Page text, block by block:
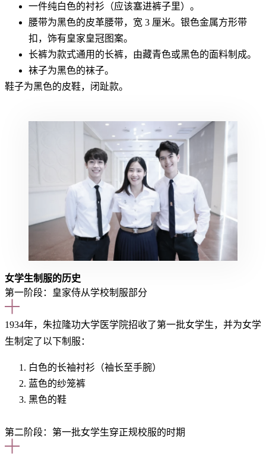
一件纯白色的衬衫（应该塞进裤子里）。
腰带为黑色的皮革腰带，宽 3 厘米。银色金属方形带
扣，饰有皇家皇冠图案。
长裤为款式通用的长裤，由藏青色或黑色的面料制成。
袜子为黑色的袜子。
鞋子为黑色的皮鞋，闭趾款。
女学生制服的历史
第一阶段：皇家侍从学校制服部分
1934年，朱拉隆功大学医学院招收了第一批女学生，并为女学
生制定了以下制服：
白色的长袖衬衫（袖长至手腕）
蓝色的纱笼裤
黑色的鞋
第二阶段：第一批女学生穿正规校服的时期